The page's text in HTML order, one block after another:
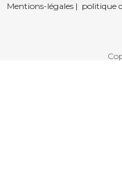
Mentions-légales | politique